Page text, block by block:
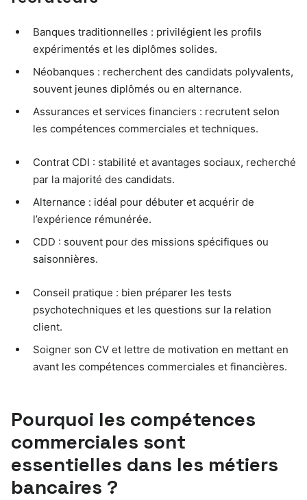
Banques traditionnelles : privilégient les profils
expérimentés et les diplômes solides.
Néobanques : recherchent des candidats polyvalents,
souvent jeunes diplômés ou en alternance.
Assurances et services financiers : recrutent selon
les compétences commerciales et techniques.
Contrat CDI : stabilité et avantages sociaux, recherché
par la majorité des candidats.
Alternance : idéal pour débuter et acquérir de
l’expérience rémunérée.
CDD : souvent pour des missions spécifiques ou
saisonnières.
Conseil pratique : bien préparer les tests
psychotechniques et les questions sur la relation
client.
Soigner son CV et lettre de motivation en mettant en
avant les compétences commerciales et financières.
Pourquoi les compétences
commerciales sont
essentielles dans les métiers
bancaires ?